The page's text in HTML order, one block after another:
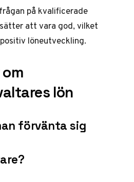
på kvalificerade
att vara god, vilket
löneutveckling.
lön
förvänta sig